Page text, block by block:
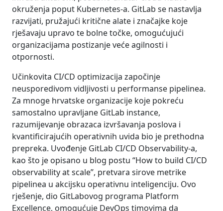
okruženja poput Kubernetes-a. GitLab se nastavlja
razvijati, pružajući kritične alate i značajke koje
rješavaju upravo te bolne točke, omogućujući
organizacijama postizanje veće agilnosti i
otpornosti.
Učinkovita CI/CD optimizacija započinje
neusporedivom vidljivosti u performanse pipelinea.
Za mnoge hrvatske organizacije koje pokreću
samostalno upravljane GitLab instance,
razumijevanje obrazaca izvršavanja poslova i
kvantificirajućih operativnih uvida bio je prethodna
prepreka. Uvođenje GitLab CI/CD Observability-a,
kao što je opisano u blog postu “How to build CI/CD
observability at scale”, pretvara sirove metrike
pipelinea u akcijsku operativnu inteligenciju. Ovo
rješenje, dio GitLabovog programa Platform
Excellence, omogućuje DevOps timovima da